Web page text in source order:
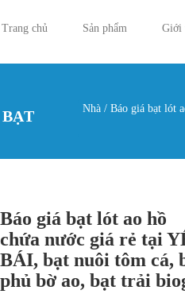
Trang chủ
Sản phẩm Giới
Nhà / Báo giá bạt lót
Báo giá bạt lót ao hồ
chứa nước giá rẻ tại
BÁI, bạt nuôi tôm cá,
phủ bờ ao, bạt trải